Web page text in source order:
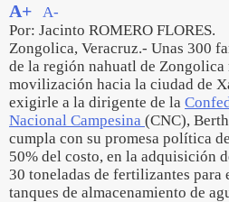
A+
A-
Por: Jacinto ROMERO FLORES.
Zongolica, Veracruz.- Unas 300
de la región nahuatl de Zongolica
movilización hacia la ciudad de
exigirle a la dirigente de la
Nacional Campesina (CNC),
cumpla con su promesa política
50% del costo, en la adquisición
30 toneladas de fertilizantes para
tanques de almacenamiento de